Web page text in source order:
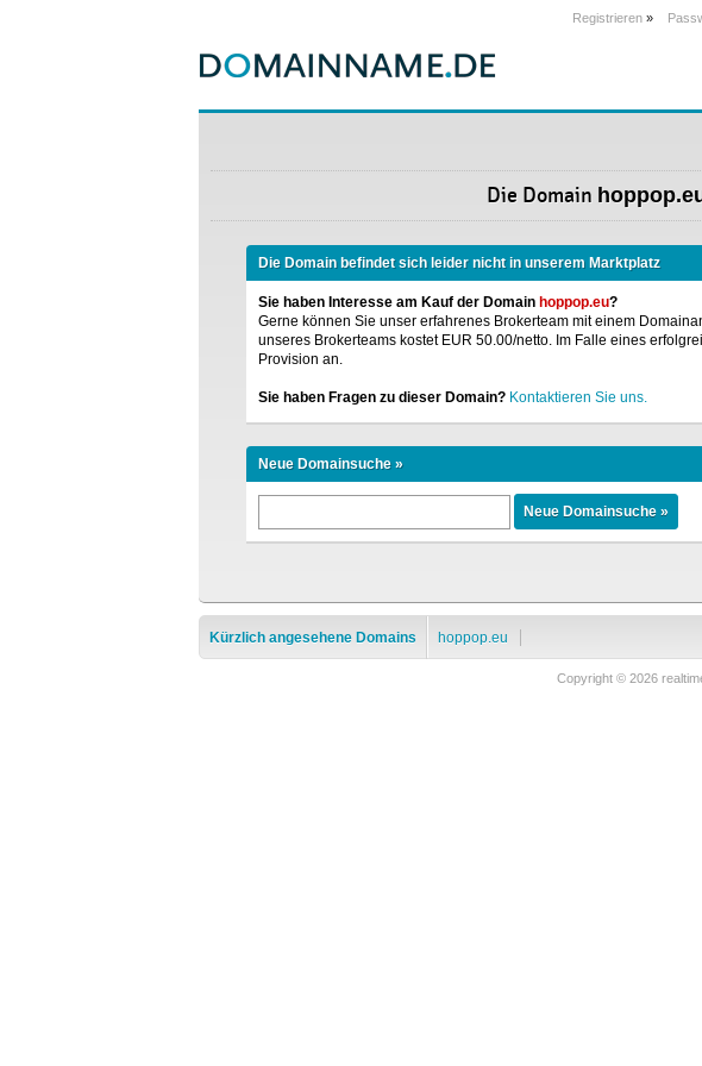
Registrieren »
Die Domain
Die Domain befindet sich leider nicht in unserem Marktplatz
Sie haben Interesse am Kauf der Domain hoppop.eu?
Gerne können Sie unser erfahrenes Brokerteam mit einem
unseres Brokerteams kostet EUR 50.00/netto. Im Falle eines
Provision an.
Sie haben Fragen zu dieser Domain? Kontaktieren Sie uns.
Neue Domainsuche »
Kürzlich angesehene Domains hoppop.eu
Copyright © 2026